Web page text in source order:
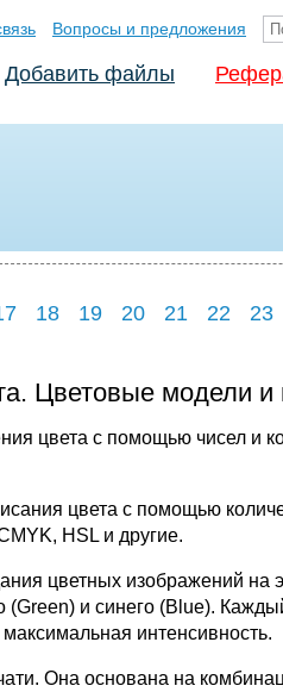
Вопросы и предложения
Добавить файлы
18 19 20 21 22
23
Цветовые модели и
цвета с помощью чисел и
цвета с помощью
HSL и другие.
цветных изображений на
(Green) и синего (Blue).
интенсивность.
Она основана на